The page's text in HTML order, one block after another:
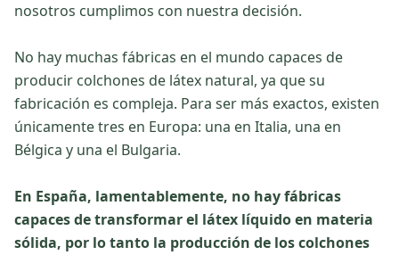
nosotros cumplimos con nuestra decisión.
No hay muchas fábricas en el mundo capaces de
producir colchones de látex natural, ya que su
fabricación es compleja. Para ser más exactos, existen
únicamente tres en Europa: una en Italia, una en
Bélgica y una el Bulgaria.
En España, lamentablemente, no hay fábricas
capaces de transformar el látex líquido en materia
sólida, por lo tanto la producción de los colchones